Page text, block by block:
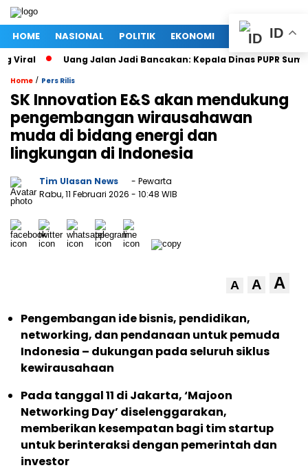
HOME NASIONAL POLITIK EKONOMI MEGAPOLITAN
Uang Jalan Jadi Bancakan: Kepala Dinas PUPR Sumut
Home / Pers Rilis
SK Innovation E&S akan mendukung
pengembangan wirausahawan
muda di bidang energi dan
lingkungan di Indonesia
Tim Ulasan News
- Pewarta
Rabu, 11 Februari 2026 - 10:48 WIB
A A A
Pengembangan ide bisnis, pendidikan,
networking, dan pendanaan untuk pemuda
Indonesia – dukungan pada seluruh siklus
kewirausahaan
Pada tanggal 11 di Jakarta, ‘Majoon
Networking Day’ diselenggarakan,
memberikan kesempatan bagi tim startup
untuk berinteraksi dengan pemerintah dan
investor
ID